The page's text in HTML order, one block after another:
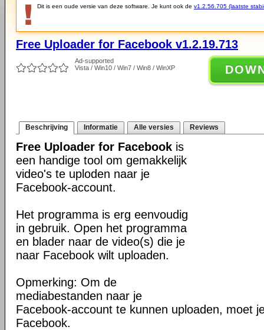
Dit is een oude versie van deze software. Je kunt ook de v1.2.56.705 (laatste
Free Uploader for Facebook v1.2.19.713
Ad-supported
Vista / Win10 / Win7 / Win8 / WinXP
Beschrijving Informatie Alle versies Reviews
Free Uploader for Facebook is
een handige tool om gemakkelijk
video's te uploden naar je
Facebook-account.
Het programma is erg eenvoudig
in gebruik. Open het programma
en blader naar de video(s) die je
naar Facebook wilt uploaden.
Opmerking: Om de
mediabestanden naar je
Facebook-account te kunnen uploaden, moet
Facebook.